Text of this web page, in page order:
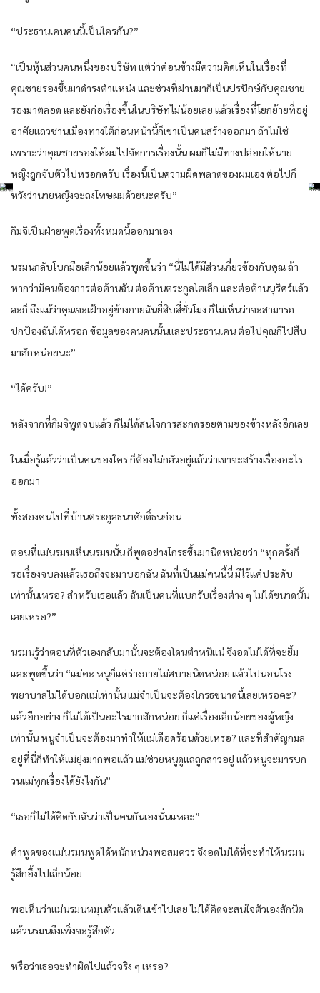
“ประธานเคนคนนี้เป็นใครกัน?”
“เป็นหุ้นส่วนคนหนึ่งของบริษัท แต่ว่าค่อนข้างมีความคิดเห็นในเรื่องที่
คุณชายรองขึ้นมาดำรงตำแหน่ง และช่วงที่ผ่านมาก็เป็นปรปักษ์กับคุณชาย
รองมาตลอด และยังก่อเรื่องขึ้นในบริษัทไม่น้อยเลย แล้วเรื่องที่โยกย้ายที่อยู่
อาศัยแถวชานเมืองทางใต้ก่อนหน้านี้ก็เขาเป็นคนสร้างออกมา ถ้าไม่ใช่
เพราะว่าคุณชายรองให้ผมไปจัดการเรื่องนั้น ผมก็ไม่มีทางปล่อยให้นาย
หญิงถูกจับตัวไปหรอกครับ เรื่องนี้เป็นความผิดพลาดของผมเอง ต่อไปก็
หวังว่านายหญิงจะลงโทษผมด้วยนะครับ”
กิมจิเป็นฝ่ายพูดเรื่องทั้งหมดนี้ออกมาเอง
นรมนกลับโบกมือเล็กน้อยแล้วพูดขึ้นว่า “นี่ไม่ได้มีส่วนเกี่ยวข้องกับคุณ ถ้า
หากว่ามีคนต้องการต่อต้านฉัน ต่อต้านตระกูลโตเล็ก และต่อต้านบุริศร์แล้ว
ละก็ ถึงแม้ว่าคุณจะเฝ้าอยู่ข้างกายฉันยี่สิบสี่ชั่วโมง ก็ไม่เห็นว่าจะสามารถ
ปกป้องฉันได้หรอก ข้อมูลของคนคนนั้นและประธานเคน ต่อไปคุณก็ไปสืบ
มาสักหน่อยนะ”
“ได้ครับ!”
หลังจากที่กิมจิพูดจบแล้ว ก็ไม่ได้สนใจการสะกดรอยตามของข้างหลังอีกเลย
ในเมื่อรู้แล้วว่าเป็นคนของใคร ก็ต้องไม่กลัวอยู่แล้วว่าเขาจะสร้างเรื่องอะไร
ออกมา
ทั้งสองคนไปที่บ้านตระกูลธนาศักดิ์ธนก่อน
ตอนที่แม่นรมนเห็นนรมนนั้น ก็พูดอย่างโกรธขึ้นมานิดหน่อยว่า “ทุกครั้งก็
รอเรื่องจบลงแล้วเธอถึงจะมาบอกฉัน ฉันที่เป็นแม่คนนี้นี่ มีไว้แค่ประดับ
เท่านั้นเหรอ? สำหรับเธอแล้ว ฉันเป็นคนที่แบกรับเรื่องต่าง ๆ ไม่ได้ขนาดนั้น
เลยเหรอ?”
นรมนรู้ว่าตอนที่ตัวเองกลับมานั้นจะต้องโดนตำหนิแน่ จึงอดไม่ได้ที่จะยิ้ม
และพูดขึ้นว่า “แม่คะ หนูก็แค่ร่างกายไม่สบายนิดหน่อย แล้วไปนอนโรง
พยาบาลไม่ได้บอกแม่เท่านั้น แม่จำเป็นจะต้องโกรธขนาดนี้เลยเหรอคะ?
แล้วอีกอย่าง ก็ไม่ได้เป็นอะไรมากสักหน่อย ก็แค่เรื่องเล็กน้อยของผู้หญิง
เท่านั้น หนูจำเป็นจะต้องมาทำให้แม่เดือดร้อนด้วยเหรอ? และที่สำคัญกมล
อยู่ที่นี่ก็ทำให้แม่ยุ่งมากพอแล้ว แม่ช่วยหนูดูแลลูกสาวอยู่ แล้วหนูจะมารบก
วนแม่ทุกเรื่องได้ยังไงกัน”
“เธอก็ไม่ได้คิดกับฉันว่าเป็นคนกันเองนั่นแหละ”
คำพูดของแม่นรมนพูดได้หนักหน่วงพอสมควร จึงอดไม่ได้ที่จะทำให้นรมน
รู้สึกอึ้งไปเล็กน้อย
พอเห็นว่าแม่นรมนหมุนตัวแล้วเดินเข้าไปเลย ไม่ได้คิดจะสนใจตัวเองสักนิด
แล้วนรมนถึงเพิ่งจะรู้สึกตัว
หรือว่าเธอจะทำผิดไปแล้วจริง ๆ เหรอ?